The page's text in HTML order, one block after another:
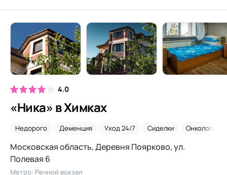
4.0
«Ника» в Химках
Недорого Деменция Уход 24/7 Сиделки Онкология
Московская область, Деревня Поярково, ул.
Полевая 6
Метро: Речной вокзал